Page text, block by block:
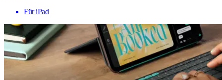
Für iPad